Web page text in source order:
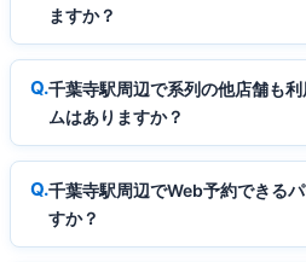
ますか？
千葉寺駅周辺で系列の他店舗も
ムはありますか？
千葉寺駅周辺でWeb予約できる
すか？